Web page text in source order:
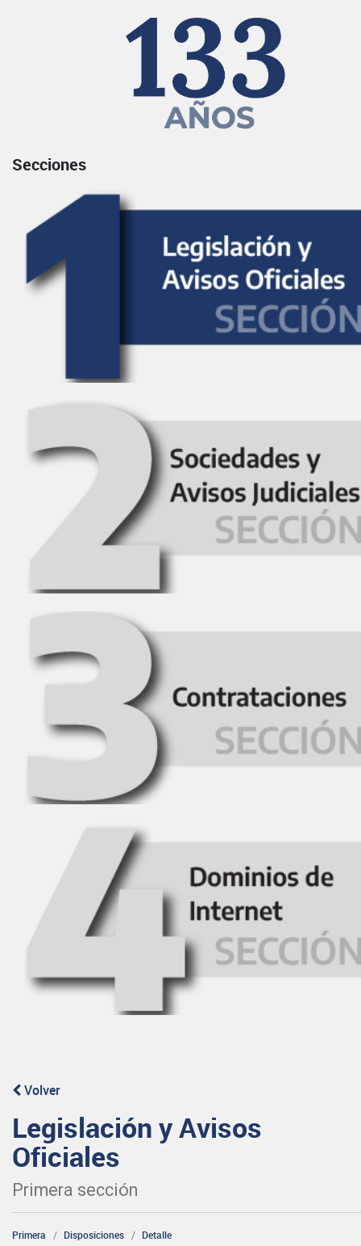
Secciones
Volver
Legislación y Avisos
Oficiales
Primera sección
Primera Disposiciones Detalle